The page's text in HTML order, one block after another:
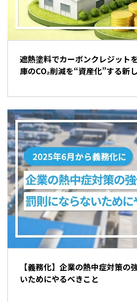
遮熱塗料でカーボンクレジット
庫のCO₂削減を“資産化”する新
【義務化】企業の熱中症対策の
いためにやるべきこと